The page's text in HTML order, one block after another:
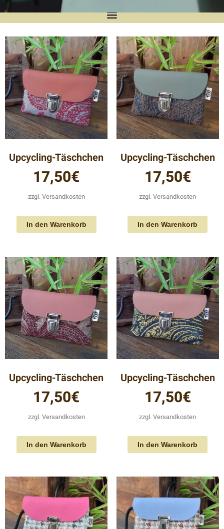
UpcyclingManufaktur
In liebevoller Handarbeit fertige ich
hochwertige Unikate und Kleinserien.
Verarbeitet wird dabei alles, was mir in die
Finger kommt! Ich lege hohen Wert auf
Nachhaltigkeit und verwende für meine
Werke z. B. ausgediente Stoff- und Leder-
Musterkataloge renommierter Möbelhäuser,
aus denen u.a. die beliebten Holstentor-
Kissen entstehen.
Upcycling-Täschchen
17,50€
zzgl.Versandkosten
In den Warenkorb
Upcycling-Täschchen
17,50€
zzgl.Versandkosten
In den Warenkorb
Upcycling-Täschchen
17,50€
zzgl.Versandkosten
In den Warenkorb
Upcycling-Täschchen
17,50€
zzgl.Versandkosten
In den Warenkorb